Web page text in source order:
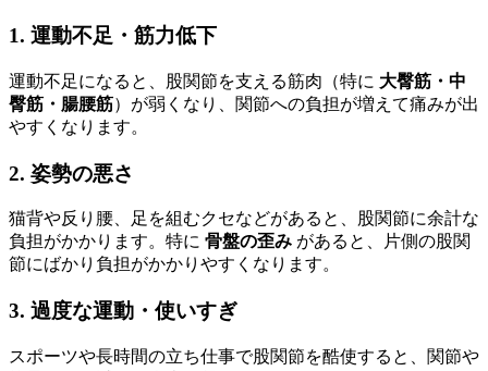
1. 運動不足・筋力低下
運動不足になると、股関節を支える筋肉（特に 大臀筋・中
臀筋・腸腰筋）が弱くなり、関節への負担が増えて痛みが出
やすくなります。
2. 姿勢の悪さ
猫背や反り腰、足を組むクセなどがあると、股関節に余計な
負担がかかります。特に 骨盤の歪み があると、片側の股関
節にばかり負担がかかりやすくなります。
3. 過度な運動・使いすぎ
スポーツや長時間の立ち仕事で股関節を酷使すると、関節や